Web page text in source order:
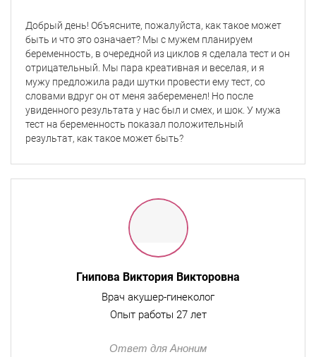
Добрый день! Объясните, пожалуйста, как такое может
быть и что это означает? Мы с мужем планируем
беременность, в очередной из циклов я сделала тест и он
отрицательный. Мы пара креативная и веселая, и я
мужу предложила ради шутки провести ему тест, со
словами вдруг он от меня забеременел! Но после
увиденного результата у нас был и смех, и шок. У мужа
тест на беременность показал положительный
результат, как такое может быть?
Гнипова Виктория Викторовна
Врач акушер-гинеколог
Опыт работы 27 лет
Ответ для Аноним